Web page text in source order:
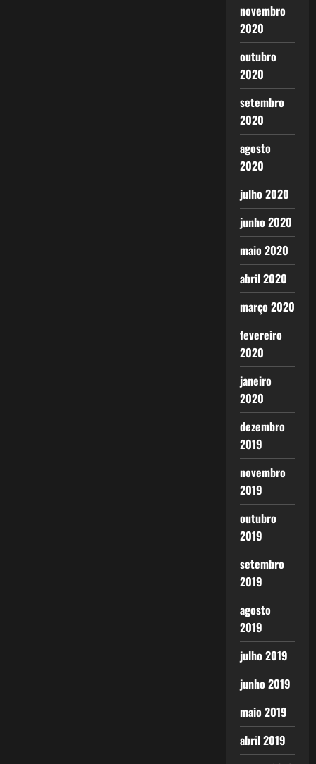
novembro
2020
outubro
2020
setembro
2020
agosto
2020
julho 2020
junho 2020
maio 2020
abril 2020
março 2020
fevereiro
2020
janeiro
2020
dezembro
2019
novembro
2019
outubro
2019
setembro
2019
agosto
2019
julho 2019
junho 2019
maio 2019
abril 2019